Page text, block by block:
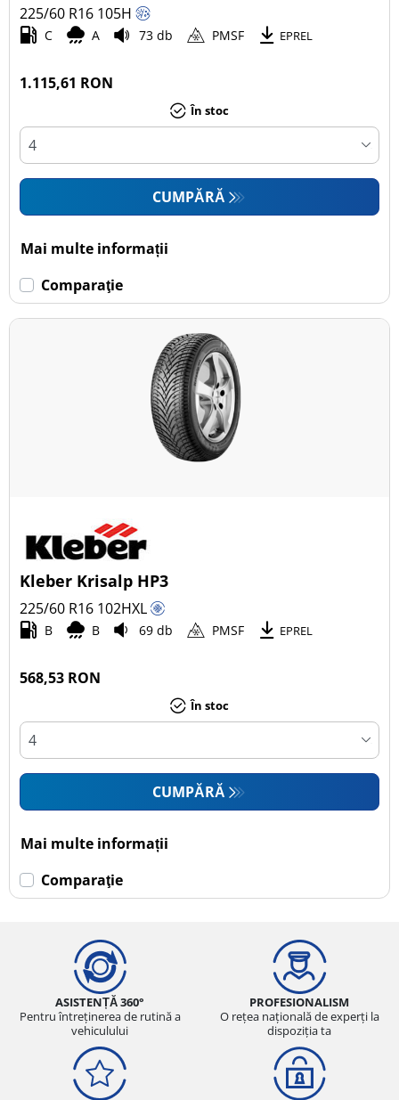
225/60 R16 105H
C A 73 db PMSF EPREL
1.115,61 RON
În stoc
CUMPĂRĂ
Mai multe informații
Comparaţie
Kleber Krisalp HP3
225/60 R16 102HXL
B B 69 db PMSF EPREL
568,53 RON
În stoc
CUMPĂRĂ
Mai multe informații
Comparaţie
ASISTENȚĂ 360°
Pentru întreținerea de rutină a
vehiculului
PROFESIONALISM
O rețea națională de experți la
dispoziția ta